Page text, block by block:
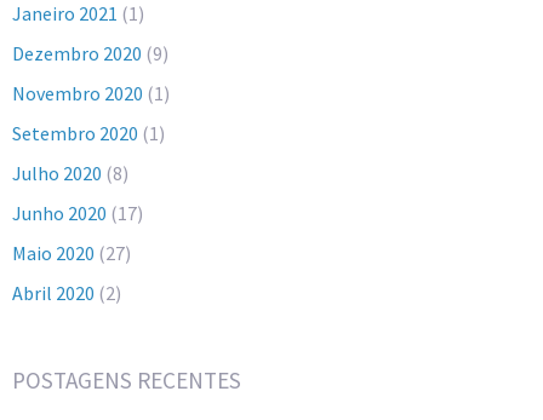
Janeiro 2021 (1)
Dezembro 2020 (9)
Novembro 2020 (1)
Setembro 2020 (1)
Julho 2020 (8)
Junho 2020 (17)
Maio 2020 (27)
Abril 2020 (2)
POSTAGENS RECENTES